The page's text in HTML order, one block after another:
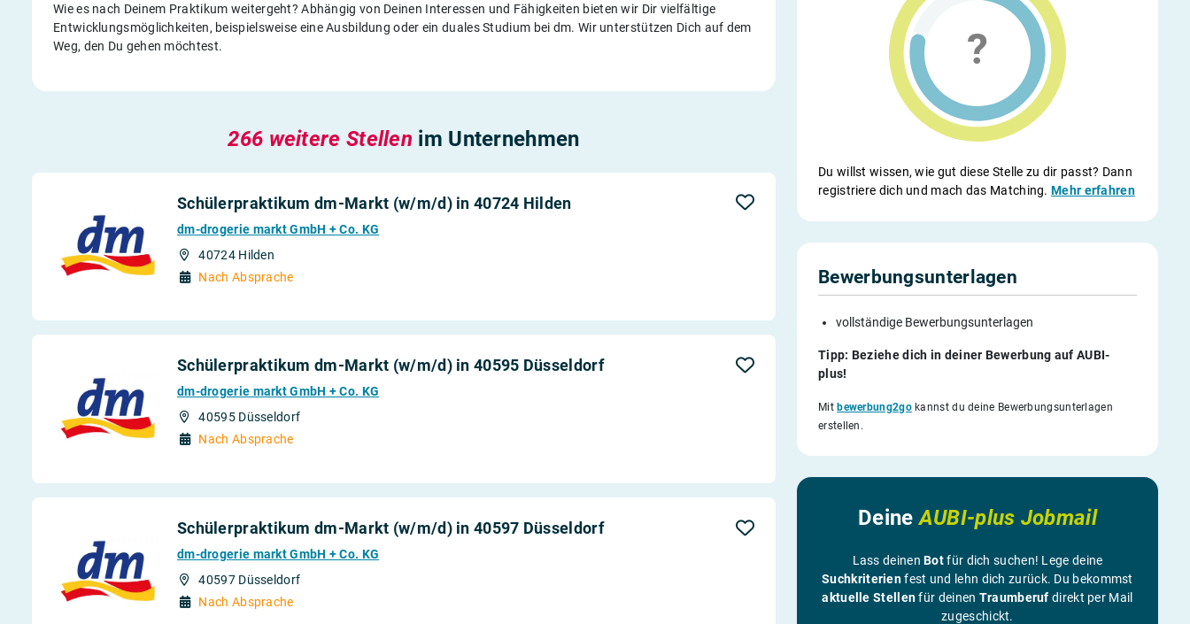
Wie es nach Deinem Praktikum weitergeht? Abhängig von Deinen Interessen und Fähigkeiten bieten wir Dir vielfältige
Entwicklungsmöglichkeiten, beispielsweise eine Ausbildung oder ein duales Studium bei dm. Wir unterstützen Dich auf dem
Weg, den Du gehen möchtest.
Du willst wissen, wie gut diese Stelle zu dir passt? Dann
registriere dich und mach das Matching.Mehr erfahren
Bewerbungsunterlagen
vollständige Bewerbungsunterlagen
Tipp: Beziehe dich in deiner Bewerbung auf AUBI-
plus!
Mitbewerbung2gokannst du deine Bewerbungsunterlagen
erstellen.
DeineAUBI-plus Jobmail
Lass deinenBotfür dich suchen! Lege deine
Suchkriterienfest und lehn dich zurück. Du bekommst
aktuelle Stellenfür deinen Traumberuf direkt per Mail
zugeschickt.
266 weitere Stellen im Unternehmen
Schülerpraktikum dm-Markt (w/m/d) in 40724 Hilden
dm-drogerie markt GmbH + Co. KG
40724 Hilden
Nach Absprache
Schülerpraktikum dm-Markt (w/m/d) in 40595 Düsseldorf
dm-drogerie markt GmbH + Co. KG
40595 Düsseldorf
Nach Absprache
Schülerpraktikum dm-Markt (w/m/d) in 40597 Düsseldorf
dm-drogerie markt GmbH + Co. KG
40597 Düsseldorf
Nach Absprache